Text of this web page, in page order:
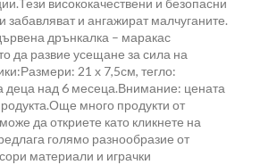
висококачествени и безопасни
забавляват и ангажират малчуганите.
дрънкалка – маракас
да развие усещане за сила на
21 х 7,5см, тегло:
деца над 6 месеца.Внимание: цената
много продукти от
да откриете като кликнете на
голямо разнообразие от
материали и играчки